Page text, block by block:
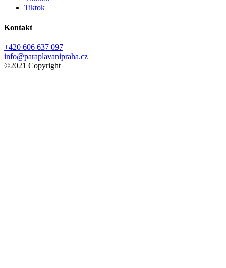
Tiktok
Kontakt
+420 606 637 097
info@paraplavanipraha.cz
©2021 Copyright